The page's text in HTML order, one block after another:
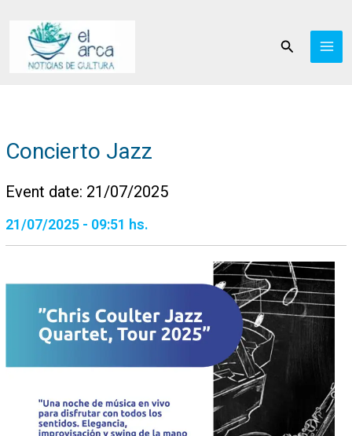
contenido
Buscar
Concierto Jazz
Event date: 21/07/2025
21/07/2025 - 09:51 hs.